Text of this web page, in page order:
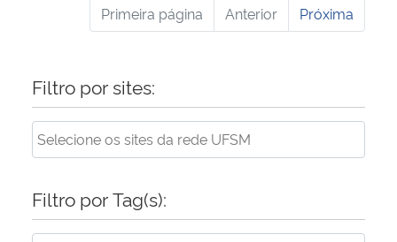
Primeira página Anterior Próxima
Filtro por sites:
Filtro por Tag(s):